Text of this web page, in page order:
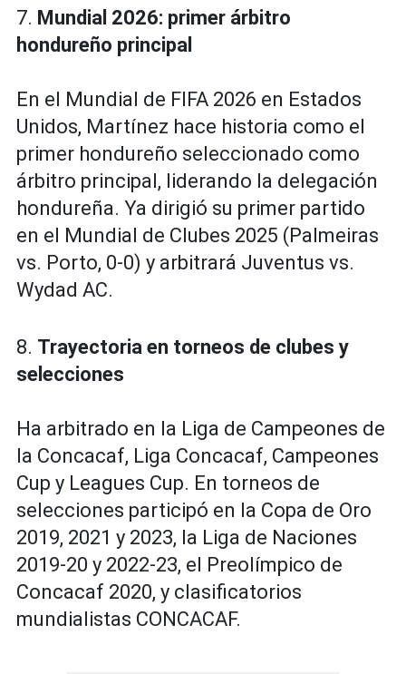
7. Mundial 2026: primer árbitro
hondureño principal
En el Mundial de FIFA 2026 en Estados
Unidos, Martínez hace historia como el
primer hondureño seleccionado como
árbitro principal, liderando la delegación
hondureña. Ya dirigió su primer partido
en el Mundial de Clubes 2025 (Palmeiras
vs. Porto, 0-0) y arbitrará Juventus vs.
Wydad AC.
8. Trayectoria en torneos de clubes y
selecciones
Ha arbitrado en la Liga de Campeones de
la Concacaf, Liga Concacaf, Campeones
Cup y Leagues Cup. En torneos de
selecciones participó en la Copa de Oro
2019, 2021 y 2023, la Liga de Naciones
2019-20 y 2022-23, el Preolímpico de
Concacaf 2020, y clasificatorios
mundialistas CONCACAF.